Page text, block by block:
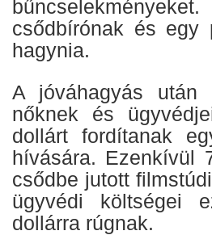
csődbírónak és
hagynia.
A jóváhagyás
nőknek és
dollárt fordítanak
hívására. Ezenkívül
csődbe jutott
ügyvédi költségei
dollárra rúgnak.